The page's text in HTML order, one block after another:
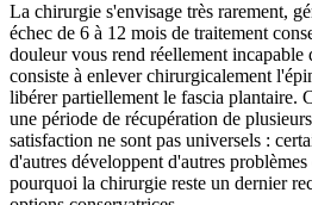
La chirurgie s'envisage très rarement,
échec de 6 à 12 mois de traitement
douleur vous rend réellement
consiste à enlever chirurgicalement
libérer partiellement le fascia plantaire.
une période de récupération de
satisfaction ne sont pas universels :
d'autres développent d'autres
pourquoi la chirurgie reste un dernier